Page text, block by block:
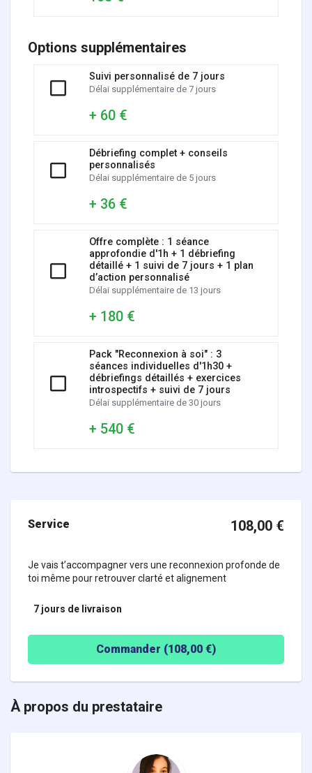
Options supplémentaires
Suivi personnalisé de 7 jours
Délai supplémentaire de 7 jours
+ 60 €
Débriefing complet + conseils
personnalisés
Délai supplémentaire de 5 jours
+ 36 €
Offre complète : 1 séance
approfondie d'1h + 1 débriefing
détaillé + 1 suivi de 7 jours + 1 plan
d’action personnalisé
Délai supplémentaire de 13 jours
+ 180 €
Pack "Reconnexion à soi" : 3
séances individuelles d'1h30 +
débriefings détaillés + exercices
introspectifs + suivi de 7 jours
Délai supplémentaire de 30 jours
+ 540 €
Service 108,00 €
Je vais t’accompagner vers une reconnexion profonde de
toi même pour retrouver clarté et alignement
7 jours de livraison
Commander (108,00 €)
À propos du prestataire